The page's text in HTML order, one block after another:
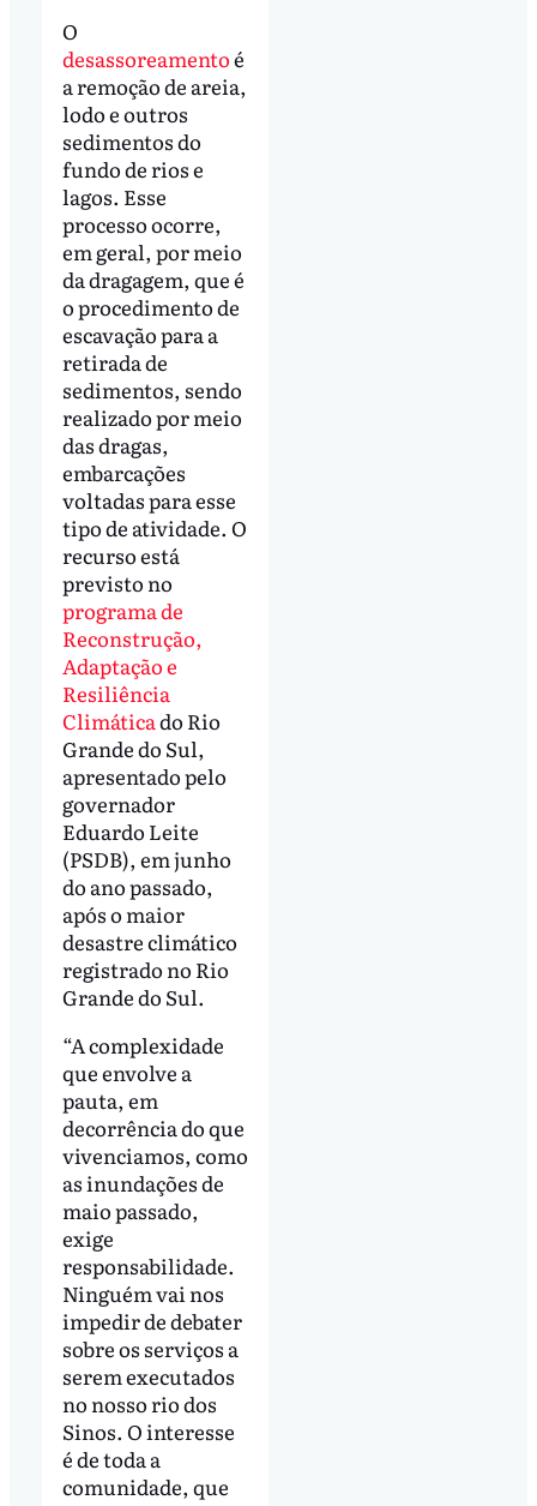
O
desassoreamentoé
a remoção de areia,
lodo e outros
sedimentos do
fundo de rios e
lagos. Esse
processo ocorre,
em geral, por meio
da dragagem, que é
o procedimento de
escavação para a
retirada de
sedimentos, sendo
realizado por meio
das dragas,
embarcações
voltadas para esse
tipo de atividade. O
recurso está
previsto no
programa de
Reconstrução,
Adaptação e
Resiliência
Climáticado Rio
Grande do Sul,
apresentado pelo
governador
Eduardo Leite
(PSDB), em junho
do ano passado,
após o maior
desastre climático
registrado no Rio
Grande do Sul.
“A complexidade
que envolve a
pauta, em
decorrência do que
vivenciamos, como
as inundações de
maio passado,
exige
responsabilidade.
Ninguém vai nos
impedir de debater
sobre os serviços a
serem executados
no nosso rio dos
Sinos. O interesse
é de toda a
comunidade, que